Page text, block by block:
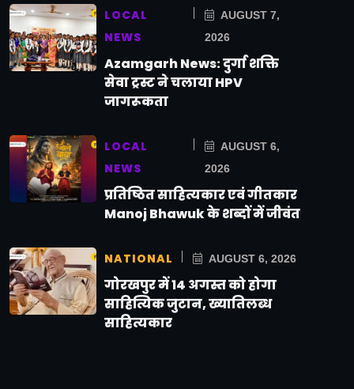
LOCAL
NEWS
AUGUST 7,
2026
Azamgarh News: दुर्गा शक्ति
सेवा ट्रस्ट ने चलाया HPV
जागरूकता
LOCAL
NEWS
AUGUST 6,
2026
प्रतिष्ठित साहित्यकार एवं गीतकार
Manoj Bhawuk के शब्दों में जीवंत
NATIONAL AUGUST 6, 2026
गोरखपुर में 14 अगस्त को होगा
साहित्यिक जुटान, ख्यातिलब्ध
साहित्यकार